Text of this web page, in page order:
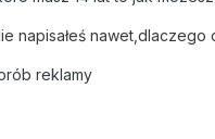
napisałeś nawet,dlaczego
reklamy